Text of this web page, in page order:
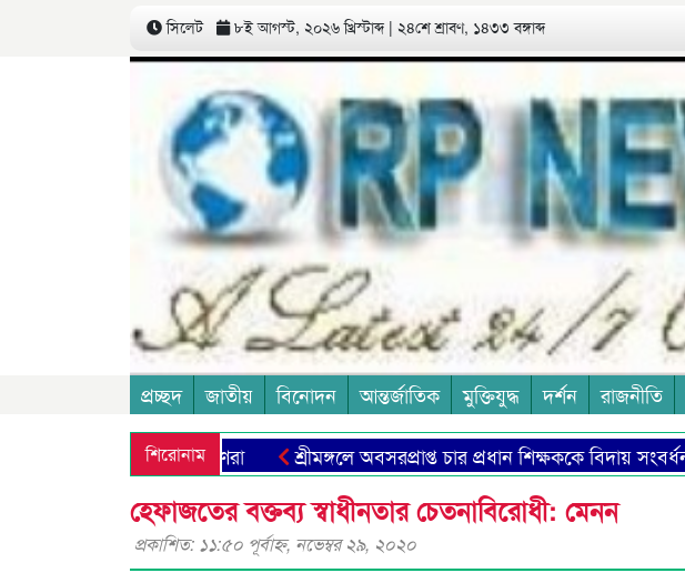
সিলেট ৮ই আগস্ট, ২০২৬ খ্রিস্টাব্দ | ২৪শে শ্রাবণ, ১৪৩৩ বঙ্গাব্দ
প্রচ্ছদ জাতীয় বিনোদন আন্তর্জাতিক মুক্তিযুদ্ধ দর্শন রাজনীতি
শিরোনাম শ্রীমঙ্গলে অবসরপ্রাপ্ত চার প্রধান শিক্ষককে বিদায় সংবর্ধনা
হেফাজতের বক্তব্য স্বাধীনতার চেতনাবিরোধী: মেনন
প্রকাশিত: ১১:৫০ পূর্বাহ্ণ, নভেম্বর ২৯, ২০২০